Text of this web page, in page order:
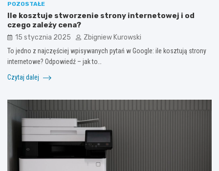
POZOSTAŁE
Ile kosztuje stworzenie strony internetowej i od
czego zależy cena?
15 stycznia 2025 Zbigniew Kurowski
To jedno z najczęściej wpisywanych pytań w Google: ile kosztują strony
internetowe? Odpowiedź – jak to…
Czytaj dalej